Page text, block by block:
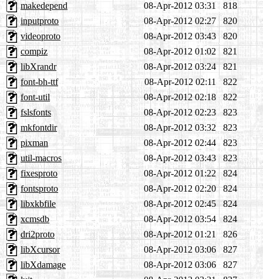
makedepend
08-Apr-2012 03:31
818
inputproto
08-Apr-2012 02:27
820
videoproto
08-Apr-2012 03:43
820
compiz
08-Apr-2012 01:02
821
libXrandr
08-Apr-2012 03:24
821
font-bh-ttf
08-Apr-2012 02:11
822
font-util
08-Apr-2012 02:18
822
fslsfonts
08-Apr-2012 02:23
823
mkfontdir
08-Apr-2012 03:32
823
pixman
08-Apr-2012 02:44
823
util-macros
08-Apr-2012 03:43
823
fixesproto
08-Apr-2012 01:22
824
fontsproto
08-Apr-2012 02:20
824
libxkbfile
08-Apr-2012 02:45
824
xcmsdb
08-Apr-2012 03:54
824
dri2proto
08-Apr-2012 01:21
826
libXcursor
08-Apr-2012 03:06
827
libXdamage
08-Apr-2012 03:06
827